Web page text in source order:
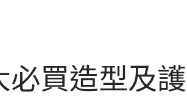
必買造型及